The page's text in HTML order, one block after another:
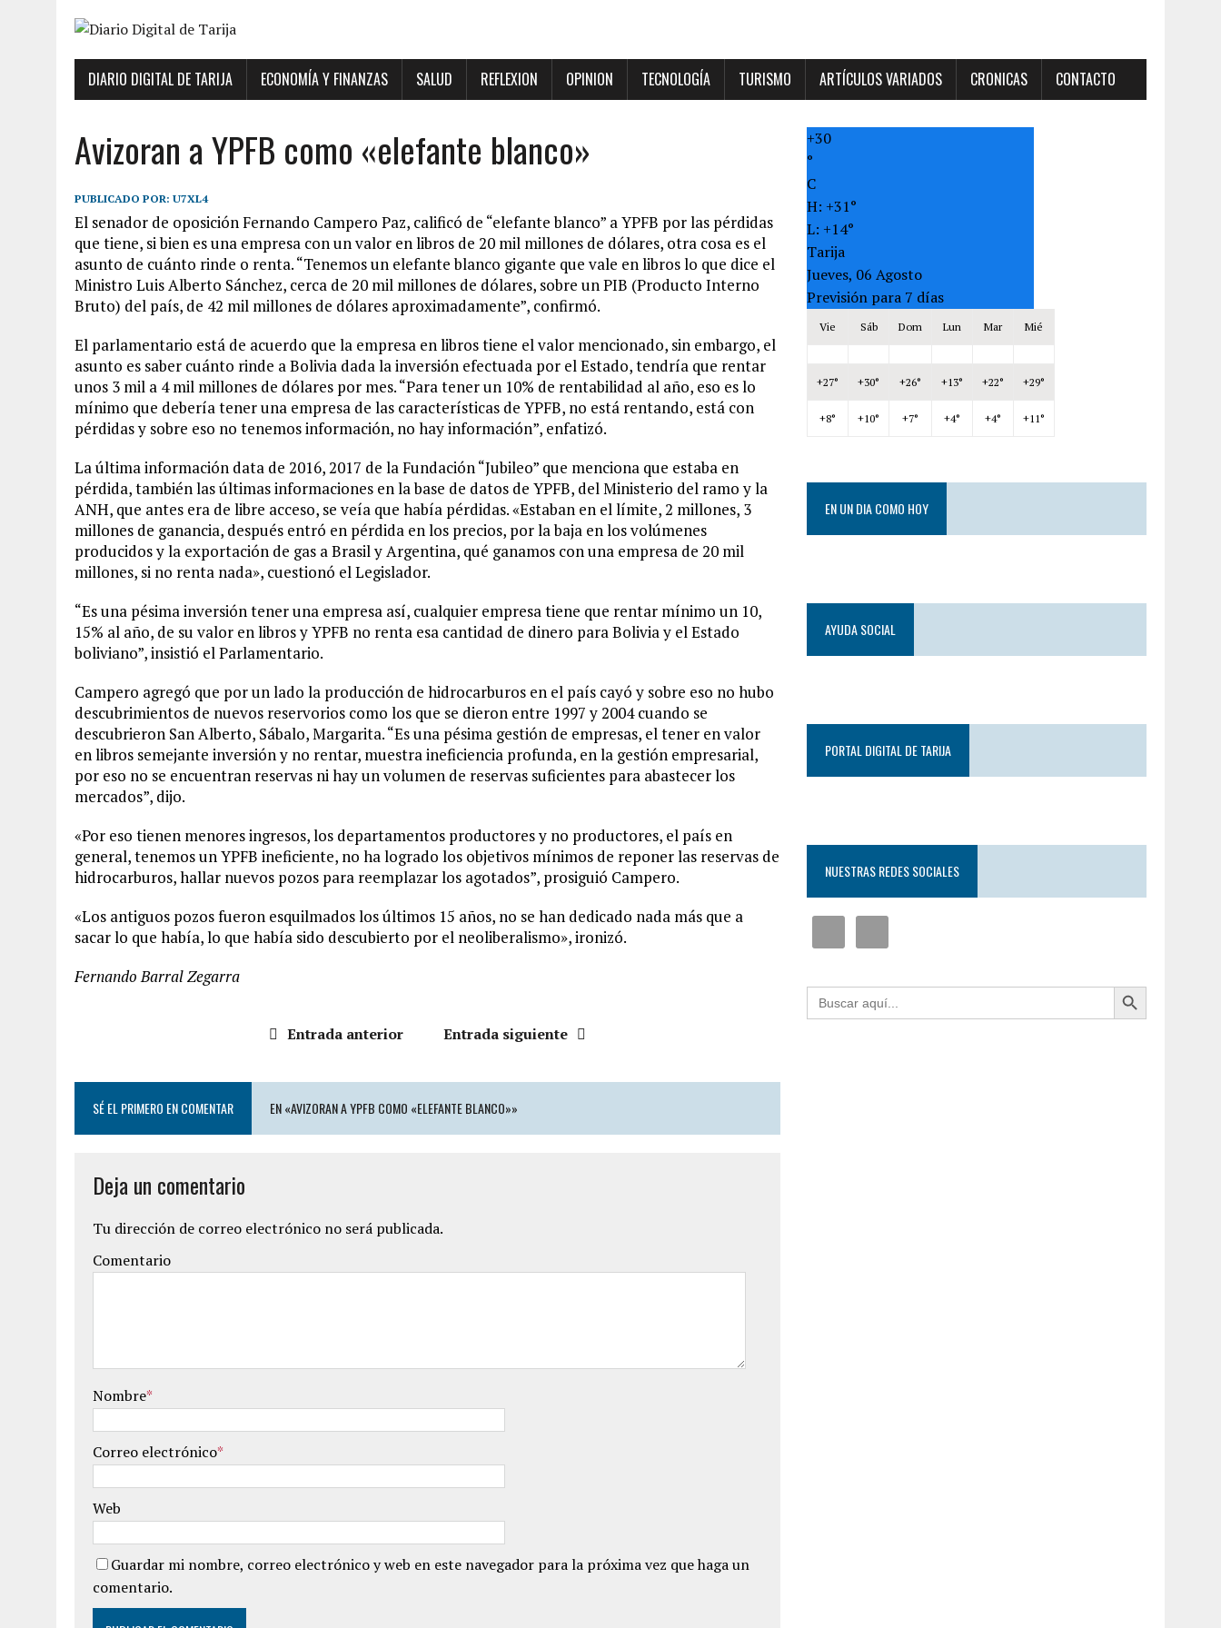
DIARIO DIGITAL DE TARIJA ECONOMÍA Y FINANZAS SALUD REFLEXION OPINION TECNOLOGÍA TURISMO ARTÍCULOS VARIADOS CRONICAS CONTACTO
Avizoran a YPFB como «elefante blanco»
PUBLICADO POR: U7XL4
El senador de oposición Fernando Campero Paz, calificó de “elefante blanco” a YPFB por las pérdidas
que tiene, si bien es una empresa con un valor en libros de 20 mil millones de dólares, otra cosa es el
asunto de cuánto rinde o renta. “Tenemos un elefante blanco gigante que vale en libros lo que dice el
Ministro Luis Alberto Sánchez, cerca de 20 mil millones de dólares, sobre un PIB (Producto Interno
Bruto) del país, de 42 mil millones de dólares aproximadamente”, confirmó.
El parlamentario está de acuerdo que la empresa en libros tiene el valor mencionado, sin embargo, el
asunto es saber cuánto rinde a Bolivia dada la inversión efectuada por el Estado, tendría que rentar
unos 3 mil a 4 mil millones de dólares por mes. “Para tener un 10% de rentabilidad al año, eso es lo
mínimo que debería tener una empresa de las características de YPFB, no está rentando, está con
pérdidas y sobre eso no tenemos información, no hay información”, enfatizó.
La última información data de 2016, 2017 de la Fundación “Jubileo” que menciona que estaba en
pérdida, también las últimas informaciones en la base de datos de YPFB, del Ministerio del ramo y la
ANH, que antes era de libre acceso, se veía que había pérdidas. «Estaban en el límite, 2 millones, 3
millones de ganancia, después entró en pérdida en los precios, por la baja en los volúmenes
producidos y la exportación de gas a Brasil y Argentina, qué ganamos con una empresa de 20 mil
millones, si no renta nada», cuestionó el Legislador.
“Es una pésima inversión tener una empresa así, cualquier empresa tiene que rentar mínimo un 10,
15% al año, de su valor en libros y YPFB no renta esa cantidad de dinero para Bolivia y el Estado
boliviano”, insistió el Parlamentario.
Campero agregó que por un lado la producción de hidrocarburos en el país cayó y sobre eso no hubo
descubrimientos de nuevos reservorios como los que se dieron entre 1997 y 2004 cuando se
descubrieron San Alberto, Sábalo, Margarita. “Es una pésima gestión de empresas, el tener en valor
en libros semejante inversión y no rentar, muestra ineficiencia profunda, en la gestión empresarial,
por eso no se encuentran reservas ni hay un volumen de reservas suficientes para abastecer los
mercados”, dijo.
«Por eso tienen menores ingresos, los departamentos productores y no productores, el país en
general, tenemos un YPFB ineficiente, no ha logrado los objetivos mínimos de reponer las reservas de
hidrocarburos, hallar nuevos pozos para reemplazar los agotados”, prosiguió Campero.
«Los antiguos pozos fueron esquilmados los últimos 15 años, no se han dedicado nada más que a
sacar lo que había, lo que había sido descubierto por el neoliberalismo», ironizó.
Fernando Barral Zegarra
Entrada anterior Entrada siguiente
SÉ EL PRIMERO EN COMENTAR EN «AVIZORAN A YPFB COMO «ELEFANTE BLANCO»»
Deja un comentario
Tu dirección de correo electrónico no será publicada.
Comentario
Nombre*
Correo electrónico*
Web
Guardar mi nombre, correo electrónico y web en este navegador para la próxima vez que haga un
comentario.
+30
°
C
H: +31°
L: +14°
Tarija
Jueves, 06 Agosto
Previsión para 7 días
Vie Sáb Dom Lun Mar Mié
+27° +30° +26° +13° +22° +29°
+8° +10° +7° +4° +4° +11°
EN UN DIA COMO HOY
AYUDA SOCIAL
PORTAL DIGITAL DE TARIJA
NUESTRAS REDES SOCIALES
Buscar: Botón de búsqueda